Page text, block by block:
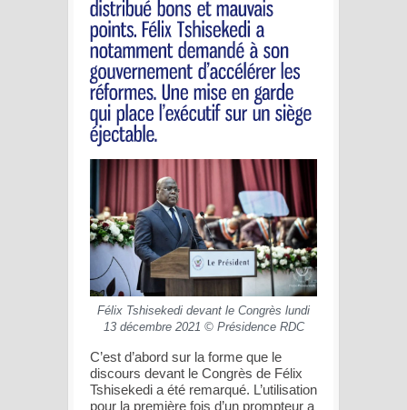
Félix Tshisekedi devant le Congrès lundi
13 décembre 2021 © Présidence RDC
C’est d’abord sur la forme que le
discours devant le Congrès de Félix
Tshisekedi a été remarqué. L’utilisation
pour la première fois d’un prompteur a